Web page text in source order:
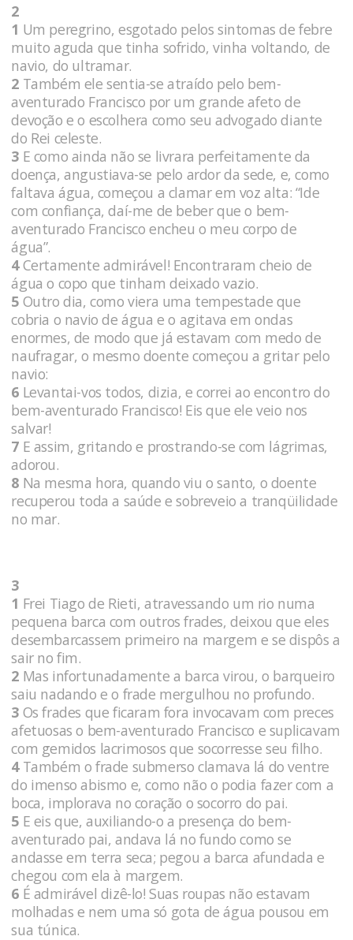
2
1 Um peregrino, esgotado pelos sintomas de febre
muito aguda que tinha sofrido, vinha voltando, de
navio, do ultramar.
2 Também ele sentia-se atraído pelo bem-
aventurado Francisco por um grande afeto de
devoção e o escolhera como seu advogado diante
do Rei celeste.
3 E como ainda não se livrara perfeitamente da
doença, angustiava-se pelo ardor da sede, e, como
faltava água, começou a clamar em voz alta: “Ide
com confiança, daí-me de beber que o bem-
aventurado Francisco encheu o meu corpo de
água”.
4Certamente admirável! Encontraram cheio de
água o copo que tinham deixado vazio.
5 Outro dia, como viera uma tempestade que
cobria o navio de água e o agitava em ondas
enormes, de modo que já estavam com medo de
naufragar, o mesmo doente começou a gritar pelo
navio:
6 Levantai-vos todos, dizia, e correi ao encontro do
bem-aventurado Francisco! Eis que ele veio nos
salvar!
7 E assim, gritando e prostrando-se com lágrimas,
adorou.
8 Na mesma hora, quando viu o santo, o doente
recuperou toda a saúde e sobreveio a tranqüilidade
no mar.
3
1 Frei Tiago de Rieti, atravessando um rio numa
pequena barca com outros frades, deixou que eles
desembarcassem primeiro na margem e se dispôs a
sair no fim.
2 Mas infortunadamente a barca virou, o barqueiro
saiu nadando e o frade mergulhou no profundo.
3 Os frades que ficaram fora invocavam com preces
afetuosas o bem-aventurado Francisco e suplicavam
com gemidos lacrimosos que socorresse seu filho.
4Também o frade submerso clamava lá do ventre
do imenso abismo e, como não o podia fazer com a
boca, implorava no coração o socorro do pai.
5 E eis que, auxiliando-o a presença do bem-
aventurado pai, andava lá no fundo como se
andasse em terra seca; pegou a barca afundada e
chegou com ela à margem.
6 É admirável dizê-lo! Suas roupas não estavam
molhadas e nem uma só gota de água pousou em
sua túnica.